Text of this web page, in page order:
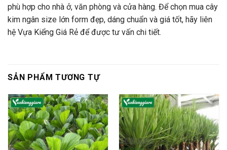
phù hợp cho nhà ở, văn phòng và cửa hàng. Để chọn mua cây
kim ngân size lớn form đẹp, dáng chuẩn và giá tốt, hãy liên
hệ Vựa Kiểng Giá Rẻ để được tư vấn chi tiết.
SẢN PHẨM TƯƠNG TỰ